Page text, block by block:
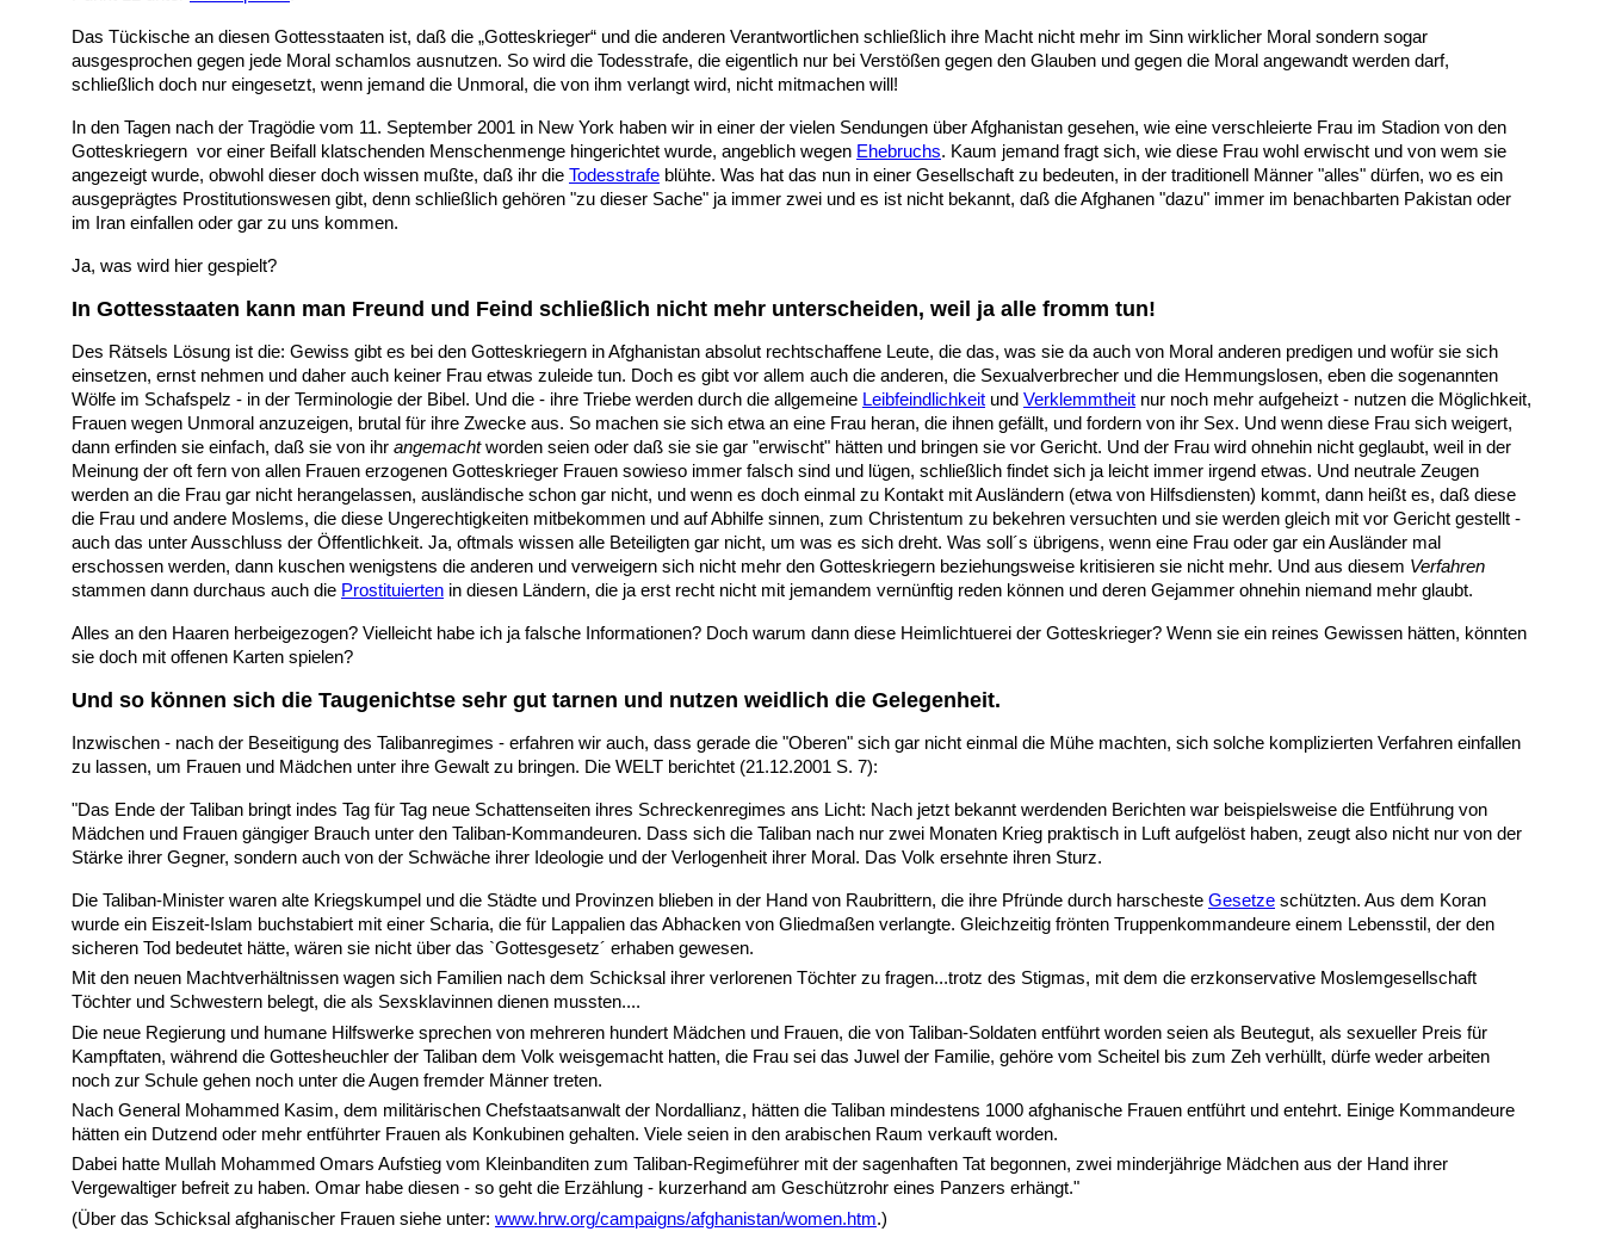
Das Tückische an diesen Gottesstaaten ist, daß die „Gotteskrieger“ und die anderen Verantwortlichen schließlich ihre Macht nicht mehr im Sinn wirklicher Moral sondern sogar
ausgesprochen gegen jede Moral schamlos ausnutzen. So wird die Todesstrafe, die eigentlich nur bei Verstößen gegen den Glauben und gegen die Moral angewandt werden darf,
schließlich doch nur eingesetzt, wenn jemand die Unmoral, die von ihm verlangt wird, nicht mitmachen will!
In den Tagen nach der Tragödie vom 11. September 2001 in New York haben wir in einer der vielen Sendungen über Afghanistan gesehen, wie eine verschleierte Frau im Stadion von den
Gotteskriegern vor einer Beifall klatschenden Menschenmenge hingerichtet wurde, angeblich wegen Ehebruchs. Kaum jemand fragt sich, wie diese Frau wohl erwischt und von wem sie
angezeigt wurde, obwohl dieser doch wissen mußte, daß ihr die Todesstrafe blühte. Was hat das nun in einer Gesellschaft zu bedeuten, in der traditionell Männer "alles" dürfen, wo es ein
ausgeprägtes Prostitutionswesen gibt, denn schließlich gehören "zu dieser Sache" ja immer zwei und es ist nicht bekannt, daß die Afghanen "dazu" immer im benachbarten Pakistan oder
im Iran einfallen oder gar zu uns kommen.
Ja, was wird hier gespielt?
In Gottesstaaten kann man Freund und Feind schließlich nicht mehr unterscheiden, weil ja alle fromm tun!
Des Rätsels Lösung ist die: Gewiss gibt es bei den Gotteskriegern in Afghanistan absolut rechtschaffene Leute, die das, was sie da auch von Moral anderen predigen und wofür sie sich
einsetzen, ernst nehmen und daher auch keiner Frau etwas zuleide tun. Doch es gibt vor allem auch die anderen, die Sexualverbrecher und die Hemmungslosen, eben die sogenannten
Wölfe im Schafspelz - in der Terminologie der Bibel. Und die - ihre Triebe werden durch die allgemeine Leibfeindlichkeit und Verklemmtheit nur noch mehr aufgeheizt - nutzen die Möglichkeit,
Frauen wegen Unmoral anzuzeigen, brutal für ihre Zwecke aus. So machen sie sich etwa an eine Frau heran, die ihnen gefällt, und fordern von ihr Sex. Und wenn diese Frau sich weigert,
dann erfinden sie einfach, daß sie von ihr angemachtworden seien oder daß sie sie gar "erwischt" hätten und bringen sie vor Gericht. Und der Frau wird ohnehin nicht geglaubt, weil in der
Meinung der oft fern von allen Frauen erzogenen Gotteskrieger Frauen sowieso immer falsch sind und lügen, schließlich findet sich ja leicht immer irgend etwas. Und neutrale Zeugen
werden an die Frau gar nicht herangelassen, ausländische schon gar nicht, und wenn es doch einmal zu Kontakt mit Ausländern (etwa von Hilfsdiensten) kommt, dann heißt es, daß diese
die Frau und andere Moslems, die diese Ungerechtigkeiten mitbekommen und auf Abhilfe sinnen, zum Christentum zu bekehren versuchten und sie werden gleich mit vor Gericht gestellt -
auch das unter Ausschluss der Öffentlichkeit. Ja, oftmals wissen alle Beteiligten gar nicht, um was es sich dreht. Was soll´s übrigens, wenn eine Frau oder gar ein Ausländer mal
erschossen werden, dann kuschen wenigstens die anderen und verweigern sich nicht mehr den Gotteskriegern beziehungsweise kritisieren sie nicht mehr. Und aus diesem Verfahren
stammen dann durchaus auch die Prostituierten in diesen Ländern, die ja erst recht nicht mit jemandem vernünftig reden können und deren Gejammer ohnehin niemand mehr glaubt.
Alles an den Haaren herbeigezogen? Vielleicht habe ich ja falsche Informationen? Doch warum dann diese Heimlichtuerei der Gotteskrieger? Wenn sie ein reines Gewissen hätten, könnten
sie doch mit offenen Karten spielen?
Und so können sich die Taugenichtse sehr gut tarnen und nutzen weidlich die Gelegenheit.
Inzwischen - nach der Beseitigung des Talibanregimes - erfahren wir auch, dass gerade die "Oberen" sich gar nicht einmal die Mühe machten, sich solche komplizierten Verfahren einfallen
zu lassen, um Frauen und Mädchen unter ihre Gewalt zu bringen. Die WELT berichtet (21.12.2001 S. 7):
"Das Ende der Taliban bringt indes Tag für Tag neue Schattenseiten ihres Schreckenregimes ans Licht: Nach jetzt bekannt werdenden Berichten war beispielsweise die Entführung von
Mädchen und Frauen gängiger Brauch unter den Taliban-Kommandeuren. Dass sich die Taliban nach nur zwei Monaten Krieg praktisch in Luft aufgelöst haben, zeugt also nicht nur von der
Stärke ihrer Gegner, sondern auch von der Schwäche ihrer Ideologie und der Verlogenheit ihrer Moral. Das Volk ersehnte ihren Sturz.
Die Taliban-Minister waren alte Kriegskumpel und die Städte und Provinzen blieben in der Hand von Raubrittern, die ihre Pfründe durch harscheste Gesetze schützten. Aus dem Koran
wurde ein Eiszeit-Islam buchstabiert mit einer Scharia, die für Lappalien das Abhacken von Gliedmaßen verlangte. Gleichzeitig frönten Truppenkommandeure einem Lebensstil, der den
sicheren Tod bedeutet hätte, wären sie nicht über das `Gottesgesetz´ erhaben gewesen.
Mit den neuen Machtverhältnissen wagen sich Familien nach dem Schicksal ihrer verlorenen Töchter zu fragen...trotz des Stigmas, mit dem die erzkonservative Moslemgesellschaft
Töchter und Schwestern belegt, die als Sexsklavinnen dienen mussten....
Die neue Regierung und humane Hilfswerke sprechen von mehreren hundert Mädchen und Frauen, die von Taliban-Soldaten entführt worden seien als Beutegut, als sexueller Preis für
Kampftaten, während die Gottesheuchler der Taliban dem Volk weisgemacht hatten, die Frau sei das Juwel der Familie, gehöre vom Scheitel bis zum Zeh verhüllt, dürfe weder arbeiten
noch zur Schule gehen noch unter die Augen fremder Männer treten.
Nach General Mohammed Kasim, dem militärischen Chefstaatsanwalt der Nordallianz, hätten die Taliban mindestens 1000 afghanische Frauen entführt und entehrt. Einige Kommandeure
hätten ein Dutzend oder mehr entführter Frauen als Konkubinen gehalten. Viele seien in den arabischen Raum verkauft worden.
Dabei hatte Mullah Mohammed Omars Aufstieg vom Kleinbanditen zum Taliban-Regimeführer mit der sagenhaften Tat begonnen, zwei minderjährige Mädchen aus der Hand ihrer
Vergewaltiger befreit zu haben. Omar habe diesen - so geht die Erzählung - kurzerhand am Geschützrohr eines Panzers erhängt."
(Über das Schicksal afghanischer Frauen siehe unter: www.hrw.org/campaigns/afghanistan/women.htm.)